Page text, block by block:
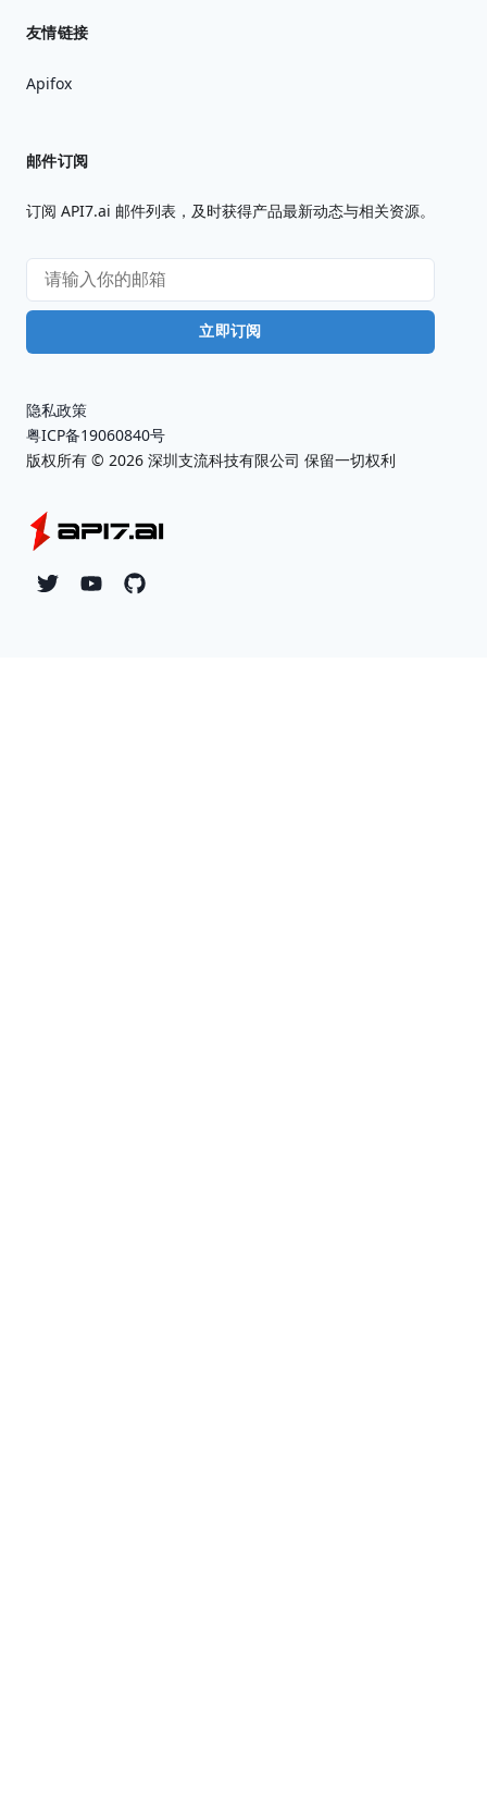
友情链接
Apifox
邮件订阅
订阅 API7.ai 邮件列表，及时获得产品最新动态与相关资源。
立即订阅
TwitterYouTubeGithub
隐私政策
粤ICP备19060840号
版权所有 © 2026 深圳支流科技有限公司 保留一切权利